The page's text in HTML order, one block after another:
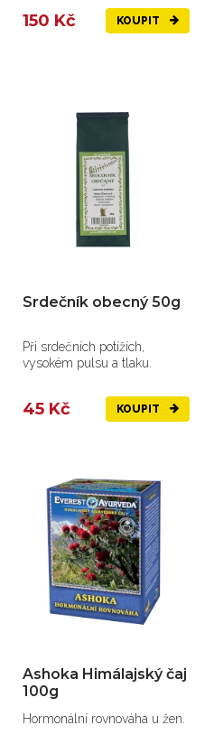
150 Kč KOUPIT
Srdečník obecný 50g
Při srdečních potížích,
vysokém pulsu a tlaku.
45 Kč KOUPIT
Ashoka Himálajský čaj
100g
Hormonální rovnováha u žen.